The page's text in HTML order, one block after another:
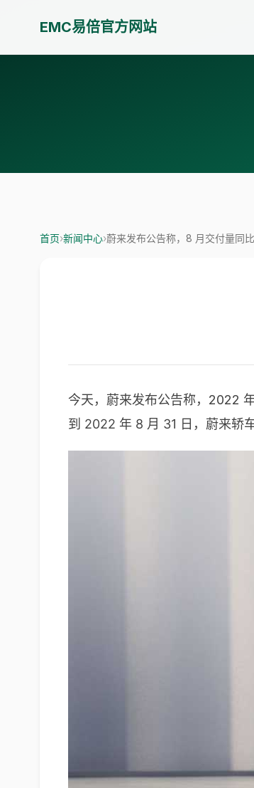
EMC易倍官方网站
首页›新闻中心›蔚来发布公告称，8 月交付量同
今天，蔚来发布公告称，2022
到 2022 年 8 月 31 日，蔚来轿